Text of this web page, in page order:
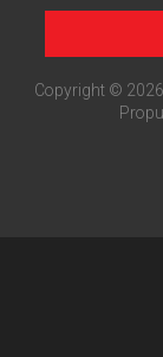
Copyright ©